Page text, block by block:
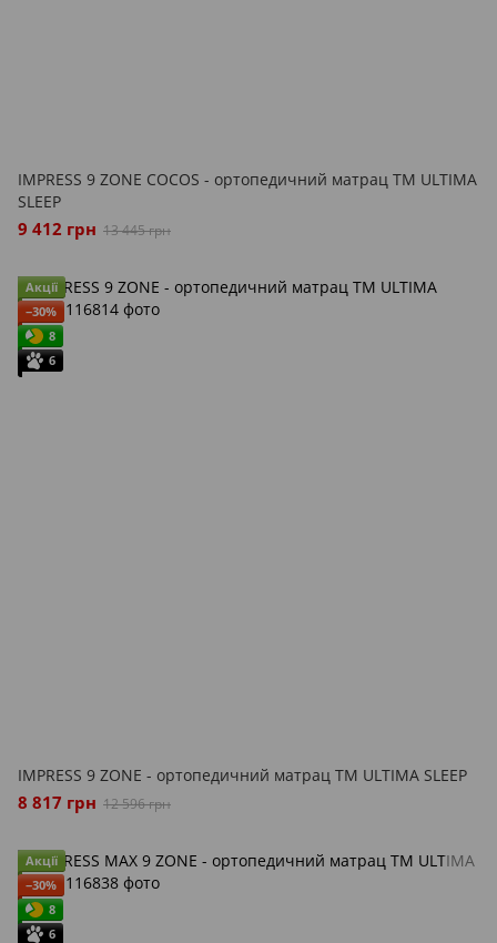
IMPRESS 9 ZONE COCOS - ортопедичний матрац ТМ ULTIMA
SLEEP
9 412 грн 13 445 грн
Акції
−30%
8
6
IMPRESS 9 ZONE - ортопедичний матрац ТМ ULTIMA SLEEP
8 817 грн 12 596 грн
Акції
−30%
8
6